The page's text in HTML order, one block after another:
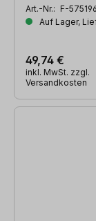
Art.-Nr.: F-575196
Auf Lager,
49,74 €
inkl. MwSt. zzgl.
Versandkosten